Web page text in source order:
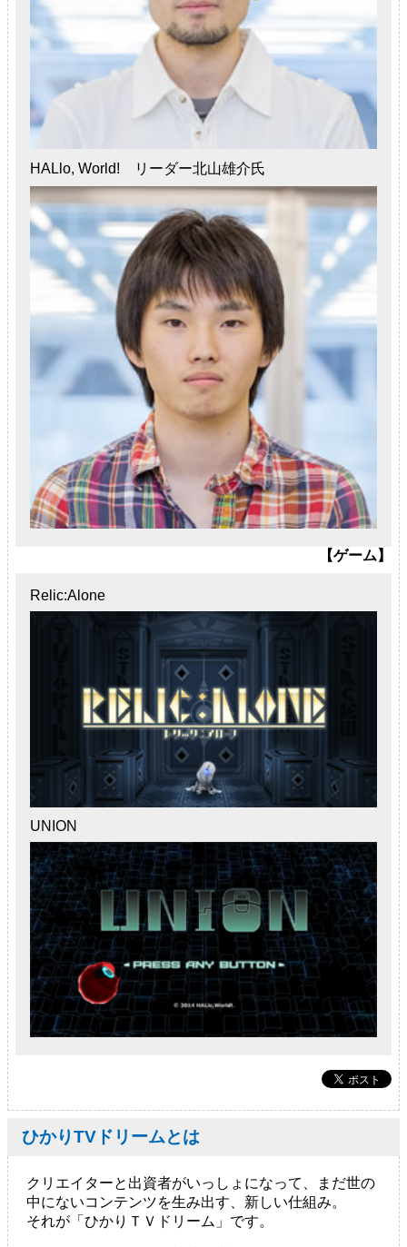
HALlo, World! リーダー北山雄介氏
【ゲーム】
Relic:Alone
UNION
ひかりTVドリームとは
クリエイターと出資者がいっしょになって、まだ世の
中にないコンテンツを生み出す、新しい仕組み。
それが「ひかりＴＶドリーム」です。